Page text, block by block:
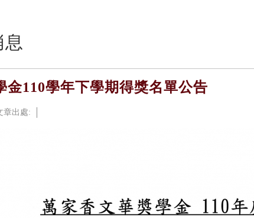
金110學年下學期得獎名單公告
章出處: